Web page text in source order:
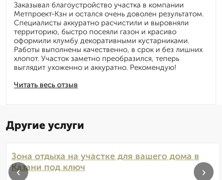
Читать весь отзыв
Заказывал благоустройство участка в компании
Метпроект-Кзн и остался очень доволен результатом.
Специалисты аккуратно расчистили и выровняли
территорию, быстро посеяли газон и красиво
оформили клумбу декоративными кустарниками.
Работы выполнены качественно, в срок и без лишних
хлопот. Участок заметно преобразился, теперь
выглядит ухоженно и аккуратно. Рекомендую!
Другие услуги
Зона отдыха на участке для вашего дома в
Казани под ключ
‹ ›